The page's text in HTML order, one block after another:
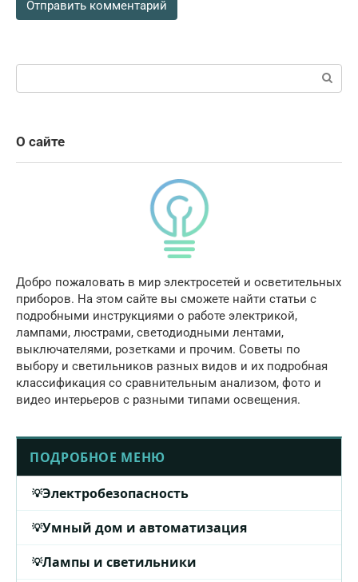
Поиск:
О сайте
Добро пожаловать в мир электросетей и осветительных
приборов. На этом сайте вы сможете найти статьи с
подробными инструкциями о работе электрикой,
лампами, люстрами, светодиодными лентами,
выключателями, розетками и прочим. Советы по
выбору и светильников разных видов и их подробная
классификация со сравнительным анализом, фото и
видео интерьеров с разными типами освещения.
ПОДРОБНОЕ МЕНЮ
Электробезопасность
Умный дом и автоматизация
Лампы и светильники